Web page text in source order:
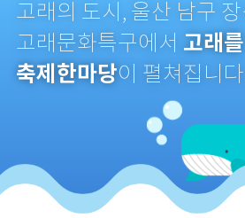
고래의 도시, 울산 남구
고래문화특구에서 고래
축제한마당이 펼쳐집니